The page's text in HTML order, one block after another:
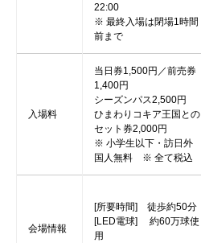
22:00
※ 最終入場は閉場1時間
前まで
入場料
当日券1,500円／前売券
1,400円
シーズンパス2,500円
ひまわりコキア王国との
セット券2,000円
※ 小学生以下・訪日外
国人無料 ※ 全て税込
会場情報
[所要時間] 徒歩約50分
[LED電球] 約60万球使
用